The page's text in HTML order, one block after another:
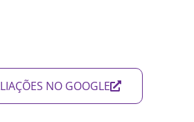
NO GOOGLE